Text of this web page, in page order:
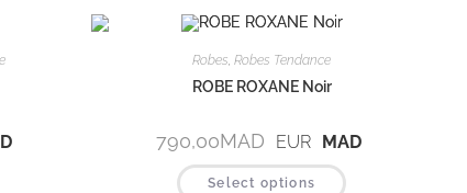
Robes,Robes Tendance
ROBE ROXANE Noir
790,00MAD EUR MAD
Select options